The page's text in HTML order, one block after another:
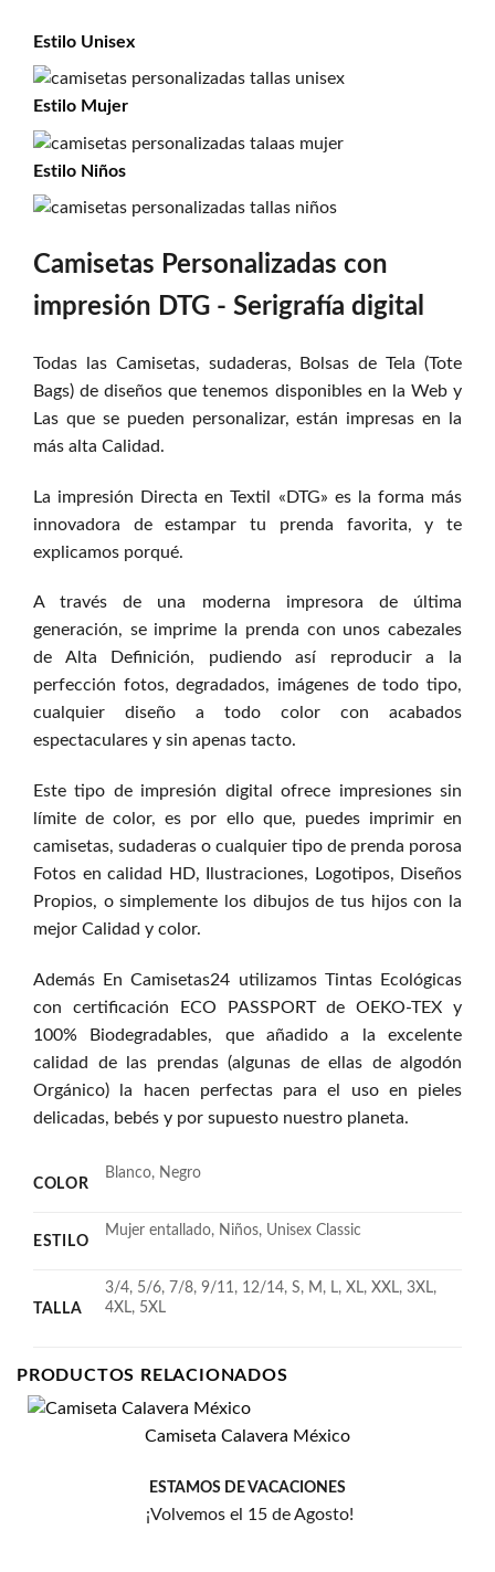
Estilo Unisex
Estilo Mujer
Estilo Niños
Camisetas Personalizadas con
impresión DTG - Serigrafía digital
Todas las Camisetas, sudaderas, Bolsas de Tela (Tote
Bags) de diseños que tenemos disponibles en la Web y
Las que se pueden personalizar, están impresas en la
más alta Calidad.
La impresión Directa en Textil «DTG» es la forma más
innovadora de estampar tu prenda favorita, y te
explicamos porqué.
A través de una moderna impresora de última
generación, se imprime la prenda con unos cabezales
de Alta Definición, pudiendo así reproducir a la
perfección fotos, degradados, imágenes de todo tipo,
cualquier diseño a todo color con acabados
espectaculares y sin apenas tacto.
Este tipo de impresión digital ofrece impresiones sin
límite de color, es por ello que, puedes imprimir en
camisetas, sudaderas o cualquier tipo de prenda porosa
Fotos en calidad HD, Ilustraciones, Logotipos, Diseños
Propios, o simplemente los dibujos de tus hijos con la
mejor Calidad y color.
Además En Camisetas24 utilizamos Tintas Ecológicas
con certificación ECO PASSPORT de OEKO-TEX y
100% Biodegradables, que añadido a la excelente
calidad de las prendas (algunas de ellas de algodón
Orgánico) la hacen perfectas para el uso en pieles
delicadas, bebés y por supuesto nuestro planeta.
COLOR
Blanco, Negro
ESTILO
Mujer entallado, Niños, Unisex Classic
TALLA
3/4, 5/6, 7/8, 9/11, 12/14, S, M, L, XL, XXL, 3XL,
4XL, 5XL
PRODUCTOS RELACIONADOS
Camiseta Calavera México
ESTAMOS DE VACACIONES
¡Volvemos el 15 de Agosto!